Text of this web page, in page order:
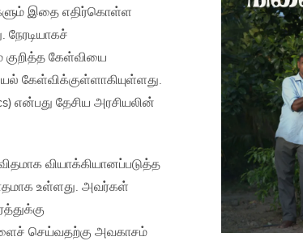
இதை எதிர்கொள்ள
கேள்வியை
கேள்விக்குள்ளாகியுள்ளது.
என்பது தேசிய அரசியலின்
வியாக்கியானப்படுத்த
உள்ளது. அவர்கள்
செய்வதற்கு அவகாசம்